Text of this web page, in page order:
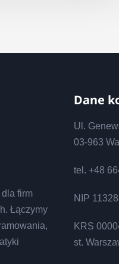
firm
Łączymy
Dane
Ul.
03-963
tel. +48
NIP
KRS
st.